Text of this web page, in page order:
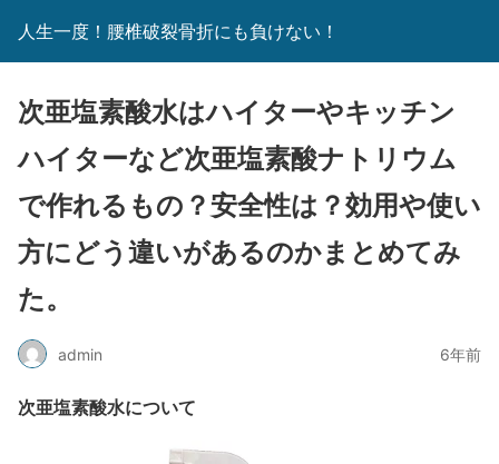
人生一度！腰椎破裂骨折にも負けない！
次亜塩素酸水はハイターやキッチン
ハイターなど次亜塩素酸ナトリウム
で作れるもの？安全性は？効用や使い
方にどう違いがあるのかまとめてみ
た。
admin 6年前
次亜塩素酸水について